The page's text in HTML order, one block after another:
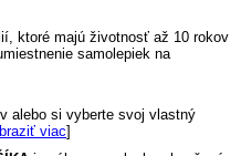
ktoré majú životnosť až 10 rokov
samolepiek na
alebo si vyberte svoj vlastný
viac]